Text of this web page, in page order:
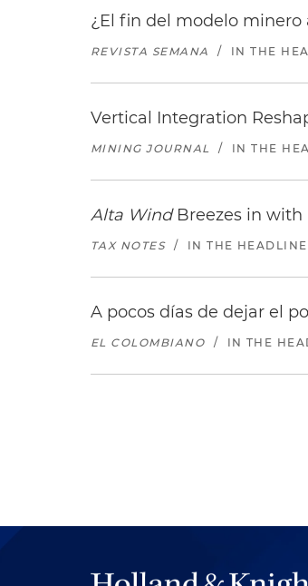
¿El fin del modelo minero
REVISTA SEMANA / IN THE
Vertical Integration
MINING JOURNAL / IN THE
Alta WindBreezes in with
TAX NOTES / IN THE
A pocos días de dejar el
EL COLOMBIANO / IN THE